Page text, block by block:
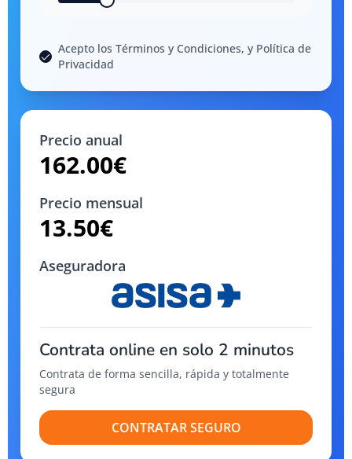
Acepto los Términos y Condiciones, y Política de
Privacidad
Precio anual
162.00€
Precio mensual
13.50€
Aseguradora
Contrata online en solo 2 minutos
Contrata de forma sencilla, rápida y totalmente
segura
CONTRATAR SEGURO